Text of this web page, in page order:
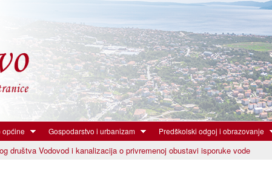
Skoči
glavni
sadržaj
općine Gospodarstvo i urbanizam Predškolski odgoj i obrazovanje
društva Vodovod i kanalizacija o privremenoj obustavi isporuke vode